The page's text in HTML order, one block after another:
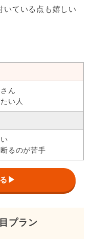
円（税
ー
円(税
ー
円(税
ー
円(税
ー
いている点も嬉しい
ん
い人
るのが苦手
る▶
プラン